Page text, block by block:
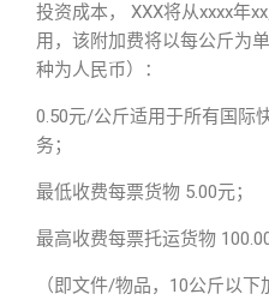
投资成本， XXX将从xxxx年
用，该附加费将以每公斤为
种为人民币）：
0.50元/公斤适用于所有国际
务；
最低收费每票货物 5.00元；
最高收费每票托运货物 100.00
（即文件/物品，10公斤以